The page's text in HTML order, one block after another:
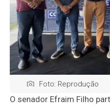
Foto: Reprodução
O senador Efraim Filho